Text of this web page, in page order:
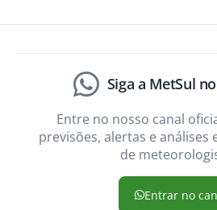
Siga a MetSul
Entre no nosso canal
previsões, alertas e análises
de
Entrar no